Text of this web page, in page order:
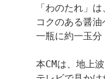
「わのたれ」
コクのある醤
一瓶に約一玉
本CMは、地上